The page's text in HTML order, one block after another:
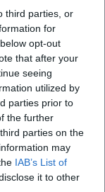
third parties, or
for
opt-out
that after your
seeing
utilized by
parties prior to
the further
parties on the
may
IAB’s List of
it to other
Strukturen
Arbeiten
und
Bühnen“ (1996),
… macht ernst!“
2001) und
for juh“
zahlreiche
bis „Das